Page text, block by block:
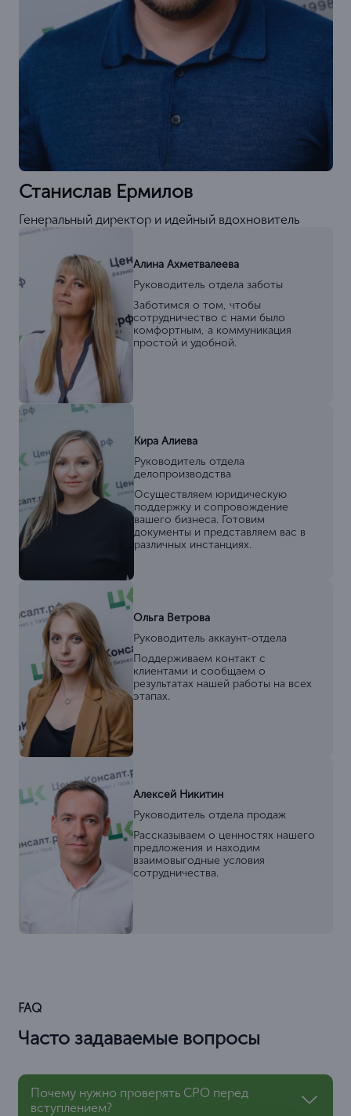
Станислав Ермилов
Генеральный директор и идейный вдохновитель
Алина Ахметвалеева
Руководитель отдела заботы
Заботимся о том, чтобы
сотрудничество с нами было
комфортным, а коммуникация
простой и удобной.
Кира Алиева
Руководитель отдела
делопроизводства
Осуществляем юридическую
поддержку и сопровождение
вашего бизнеса. Готовим
документы и представляем вас в
различных инстанциях.
Ольга Ветрова
Руководитель аккаунт-отдела
Поддерживаем контакт с
клиентами и сообщаем о
результатах нашей работы на всех
этапах.
Алексей Никитин
Руководитель отдела продаж
Рассказываем о ценностях нашего
предложения и находим
взаимовыгодные условия
сотрудничества.
FAQ
Часто задаваемые вопросы
Почему нужно проверять СРО перед
вступлением?